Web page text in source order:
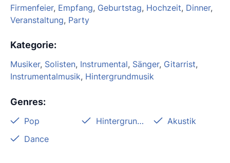
Firmenfeier, Empfang, Geburtstag, Hochzeit, Dinner,
Veranstaltung, Party
Kategorie:
Musiker, Solisten, Instrumental, Sänger, Gitarrist,
Instrumentalmusik, Hintergrundmusik
Genres:
Pop Hintergrundmusik
Akustik
Dance